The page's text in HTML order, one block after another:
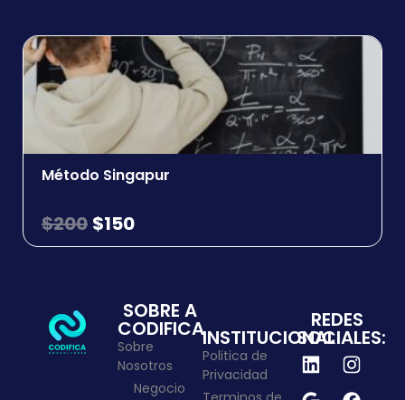
Método Singapur
$200 $150
SOBRE A
CODIFICA
Sobre
Nosotros
Negocio
INSTITUCIONAL
Politica de
Privacidad
REDES
SOCIALES: